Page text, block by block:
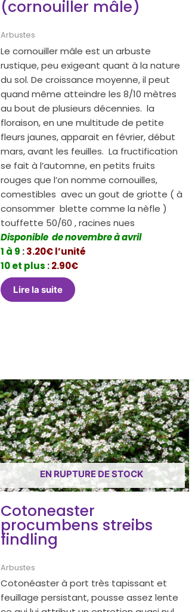
(cornouiller mâle)
Arbustes
Le cornouiller mâle est un arbuste
rustique, peu exigeant quant à la nature
du sol. De croissance moyenne, il peut
quand même atteindre les 8/10 mètres
au bout de plusieurs décennies. la
floraison, en une multitude de petite
fleurs jaunes, apparait en février, début
mars, avant les feuilles. La fructification
se fait à l’automne, en petits fruits
rouges que l’on nomme cornouilles,
comestibles avec un gout de griotte ( à
consommer blette comme la nèfle )
touffette 50/60 , racines nues
Disponible de novembre à avril
1 à 9 :3.20€ l’unité
10 et plus :2.90€
Lire la suite
EN RUPTURE DE STOCK
Cotoneaster
procumbens streibs
findling
Arbustes
Cotonéaster à port très tapissant et
feuillage persistant, pousse assez lente